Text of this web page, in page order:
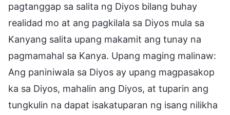
pagtanggap sa salita ng Diyos bilang buhay
realidad mo at ang pagkilala sa Diyos mula sa
Kanyang salita upang makamit ang tunay na
pagmamahal sa Kanya. Upang maging malinaw:
Ang paniniwala sa Diyos ay upang magpasakop
ka sa Diyos, mahalin ang Diyos, at tuparin ang
tungkulin na dapat isakatuparan ng isang nilikha